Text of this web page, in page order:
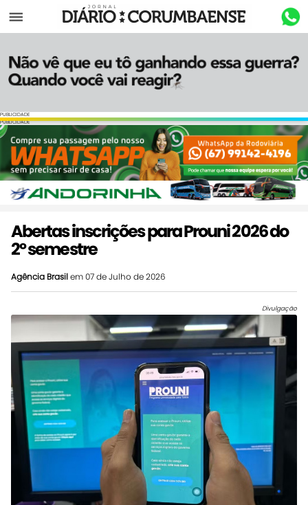
Menu
PUBLICIDADE
PUBLICIDADE
Abertas inscrições para Prouni 2026 do
2º semestre
Agência Brasilem 07 de Julho de 2026
Divulgação